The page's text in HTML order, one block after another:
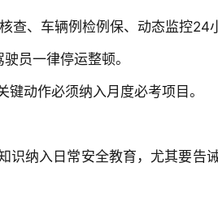
查、车辆例检例保、动态监控
员一律停运整顿。
动作必须纳入月度必考项目。
纳入日常安全教育，尤其要